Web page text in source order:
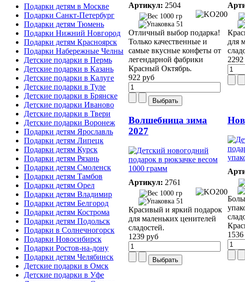
Артикул: 2504
1000 гр
51
Отличный выбор подарка!
Только качественные и
самые вкусные конфеты от
легендарной фабрики
Красный Октябрь.
922 руб
для
Волшебница зима
2027
Артикул: 2761
1000 гр
51
Красивый и яркий подарок
для маленьких ценителей
сладостей.
1239 руб
Подарки детям в Москве
Подарки Санкт-Петербург
Подарки детям Тюмень
Подарки Нижний Новгород
Подарки детям Красноярск
Подарки Набережные Челны
Детские подарки в Пермь
Детские подарки в Казань
Детские подарки в Калуге
Детские подарки в Туле
Детские подарки в Брянске
Детские подарки Иваново
Детские подарки в Твери
Детские подарки Воронеж
Подарки детям Ярославль
Подарки детям Липецк
Подарки детям Курск
Подарки детям Рязань
Подарки детям Смоленск
Подарки детям Тамбов
Подарки детям Орел
Подарки детям Владимир
Подарки детям Белгород
Подарки детям Кострома
Подарки детям Подольск
Подарки в Солнечногорск
Подарки Новосибирск
Подарки Ростов-на-дону
Подарки детям Челябинск
Детские подарки в Омск
Детские подарки в Уфе